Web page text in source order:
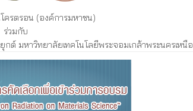
ครตรอน (องค์การมหาชน)
ร่วมกับ
ต์ มหาวิทยาลัยเทคโนโลยีพระจอมเกล้าพระนครเหนือ